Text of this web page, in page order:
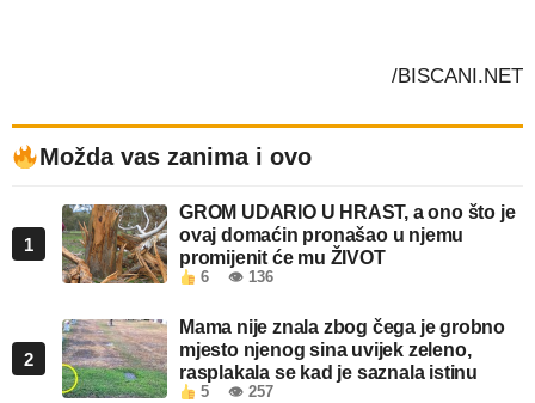
/BISCANI.NET
Možda vas zanima i ovo
1
GROM UDARIO U HRAST, a ono što je
ovaj domaćin pronašao u njemu
promijenit će mu ŽIVOT
6 👁 136
2
Mama nije znala zbog čega je grobno
mjesto njenog sina uvijek zeleno,
rasplakala se kad je saznala istinu
5 👁 257